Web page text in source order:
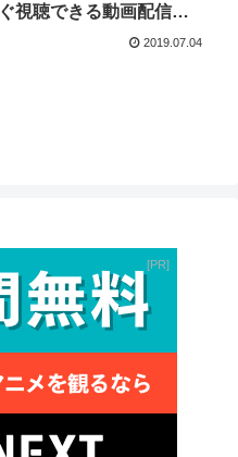
ぐ視聴できる動画配信サ
2019.07.04
PR